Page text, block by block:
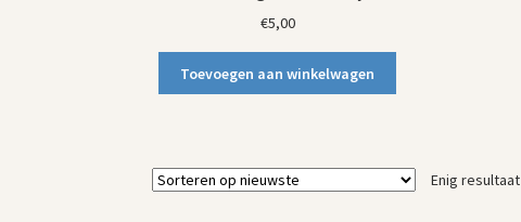
€5,00
Toevoegen aan winkelwagen
Enig resultaat